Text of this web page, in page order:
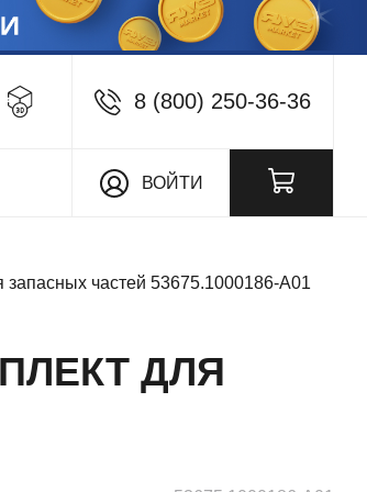
8 (800) 250-36-36
ВОЙТИ
частей 53675.1000186-А01
ДЛЯ